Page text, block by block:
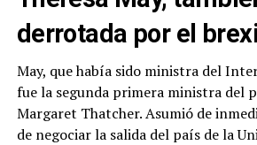
derrotada por el
May, que había sido ministra del
fue la segunda primera ministra del
Margaret Thatcher. Asumió de
de negociar la salida del país de la